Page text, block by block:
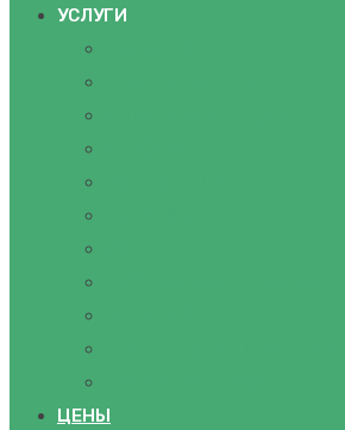
УСЛУГИ
ЦЕНЫ